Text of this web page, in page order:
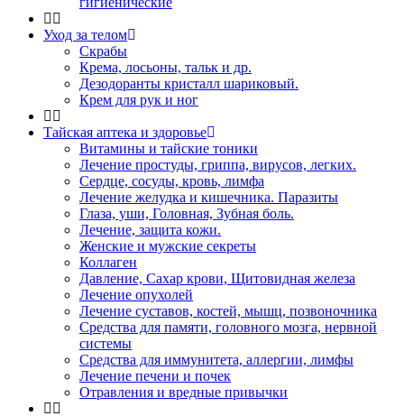
Уход за телом
Скрабы
Крема, лосьоны, тальк и др.
Дезодоранты кристалл шариковый.
Крем для рук и ног
Тайская аптека и здоровье
Витамины и тайские тоники
Лечение простуды, гриппа, вирусов, легких.
Сердце, сосуды, кровь, лимфа
Лечение желудка и кишечника. Паразиты
Глаза, уши, Головная, Зубная боль.
Лечение, защита кожи.
Женские и мужские секреты
Коллаген
Давление, Сахар крови, Щитовидная железа
Лечение опухолей
Лечение суставов, костей, мышц, позвоночника
Средства для памяти, головного мозга, нервной
системы
Средства для иммунитета, аллергии, лимфы
Лечение печени и почек
Отравления и вредные привычки